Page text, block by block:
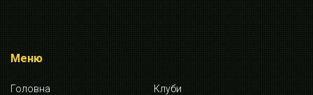
Меню
Головна
Клуби